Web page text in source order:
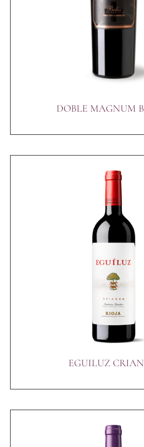
DOBLE MAGNUM
EGUILUZ